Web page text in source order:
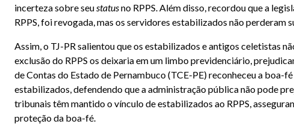
incerteza sobre seustatusno RPPS. Além disso, recordou que a
RPPS, foi revogada, mas os servidores estabilizados não perderam
Assim, o TJ-PR salientou que os estabilizados e antigos celetistas
exclusão do RPPS os deixaria em um limbo previdenciário,
de Contas do Estado de Pernambuco (TCE-PE) reconheceu a boa-
estabilizados, defendendo que a administração pública não pode
tribunais têm mantido o vínculo de estabilizados ao RPPS,
proteção da boa-fé.